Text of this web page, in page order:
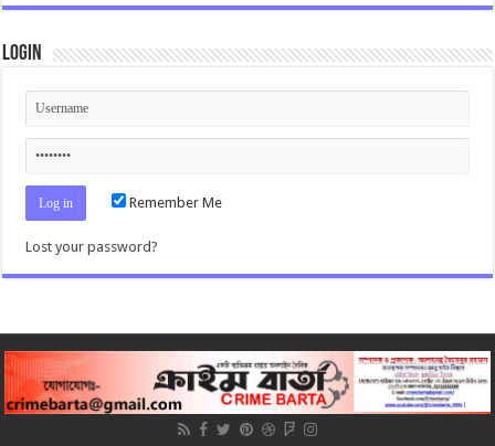
Login
Remember Me
Lost your password?